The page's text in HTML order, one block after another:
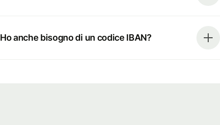
Ho anche bisogno di un codice IBAN?